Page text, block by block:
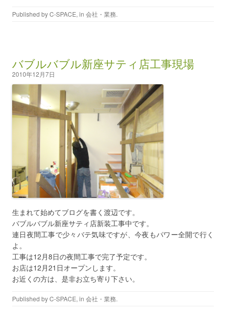
Published byC-SPACE, in 会社・業務.
バブルバブル新座サティ店工事現場
2010年12月7日
生まれて始めてブログを書く渡辺です。
バブルバブル新座サティ店新装工事中です。
連日夜間工事で少々バテ気味ですが、今夜もパワー全開で行く
よ。
工事は12月8日の夜間工事で完了予定です。
お店は12月21日オープンします。
お近くの方は、是非お立ち寄り下さい。
Published byC-SPACE, in 会社・業務.